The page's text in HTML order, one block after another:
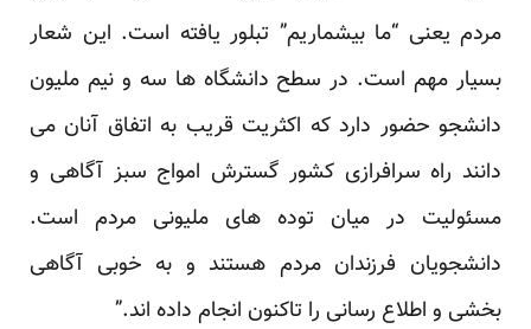
مردم یعنی “ما بیشماریم” تبلور یافته است. این شعار
بسیار مهم است. در سطح دانشگاه ها سه و نیم ملیون
دانشجو حضور دارد که اکثریت قریب به اتفاق آنان می
دانند راه سرافرازی کشور گسترش امواج سبز آگاهی و
مسئولیت در میان توده های ملیونی مردم است.
دانشجویان فرزندان مردم هستند و به خوبی آگاهی
بخشی و اطلاع رسانی را تاکنون انجام داده اند.”